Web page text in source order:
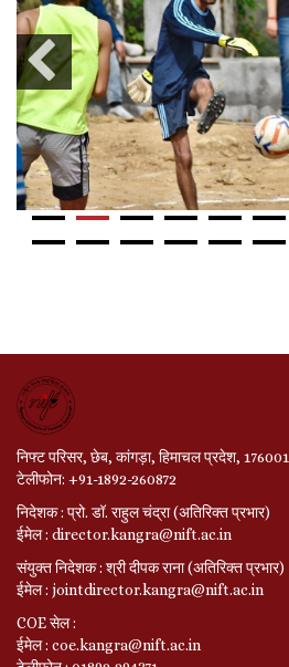
निफ्ट परिसर, छेब, कांगड़ा, हिमाचल प्रदेश, 176001
टेलीफोन: +91-1892-260872
निदेशक : प्रो. डॉ. राहुल चंद्रा (अतिरिक्त प्रभार)
ईमेल : director.kangra@nift.ac.in
संयुक्त निदेशक : श्री दीपक राना (अतिरिक्त प्रभार)
ईमेल : jointdirector.kangra@nift.ac.in
COE सेल :
ईमेल : coe.kangra@nift.ac.in